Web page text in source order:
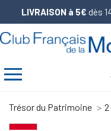
LIVRAISON à 5€ dès
Trésor du Patrimoine 2